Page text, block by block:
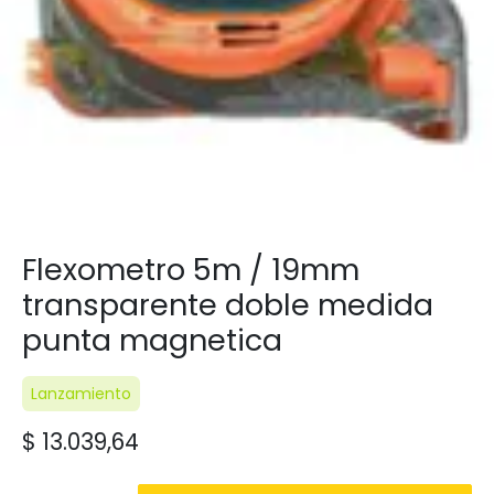
Flexometro 5m / 19mm
transparente doble medida
punta magnetica
Lanzamiento
$ 13.039,64